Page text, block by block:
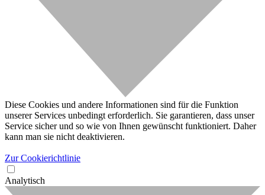
Diese Cookies und andere Informationen sind für die Funktion
unserer Services unbedingt erforderlich. Sie garantieren, dass unser
Service sicher und so wie von Ihnen gewünscht funktioniert. Daher
kann man sie nicht deaktivieren.
Zur Cookierichtlinie
Analytisch